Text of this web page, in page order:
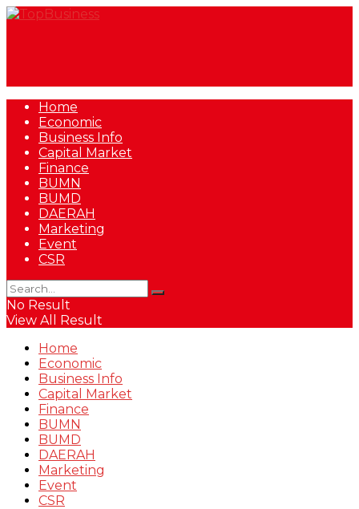
Home
Economic
Business Info
Capital Market
Finance
BUMN
BUMD
DAERAH
Marketing
Event
CSR
No Result
View All Result
Home
Economic
Business Info
Capital Market
Finance
BUMN
BUMD
DAERAH
Marketing
Event
CSR